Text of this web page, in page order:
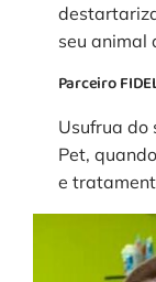
seu animal
Parceiro
Usufrua do
Pet,
e